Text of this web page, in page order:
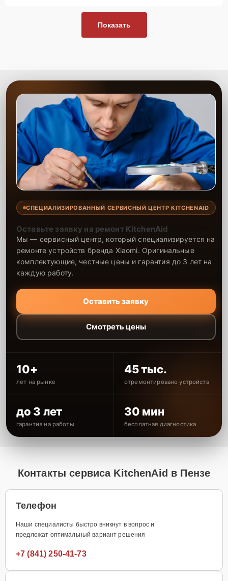
Показать
СПЕЦИАЛИЗИРОВАННЫЙ СЕРВИСНЫЙ ЦЕНТР KITCHENAID
Оставьте заявку на ремонт KitchenAid
Мы — сервисный центр, который специализируется на
ремонте устройств бренда Xiaomi. Оригинальные
комплектующие, честные цены и гарантия до 3 лет на
каждую работу.
Оставить заявку
Смотреть цены
10+
лет на рынке
45 тыс.
отремонтировано устройств
до 3 лет
гарантия на работы
30 мин
бесплатная диагностика
Контакты сервиса KitchenAid в Пензе
Телефон
Наши специалисты быстро вникнут в вопрос и
предложат оптимальный вариант решения
+7 (841) 250-41-73